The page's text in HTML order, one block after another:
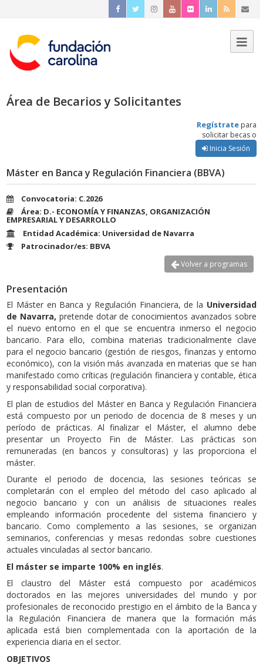
Área de Becarios y Solicitantes
Regístrate para
solicitar becas o
Inicia Sesión
Máster en Banca y Regulación Financiera (BBVA)
Convocatoria: C.2026
Área: D.- ECONOMÍA Y FINANZAS, ORGANIZACIÓN
EMPRESARIAL Y DESARROLLO
Entidad Académica: Universidad de Navarra
Patrocinador/es: BBVA
Volver a programas
Presentación
El Máster en Banca y Regulación Financiera, de la Universidad
de Navarra, pretende dotar de conocimientos avanzados sobre
el nuevo entorno en el que se encuentra inmerso el negocio
bancario. Para ello, combina materias tradicionalmente clave
para el negocio bancario (gestión de riesgos, finanzas y entorno
económico), con la visión más avanzada en materias que se han
manifestado como críticas (regulación financiera y contable, ética
y responsabilidad social corporativa).
El plan de estudios del Máster en Banca y Regulación Financiera
está compuesto por un periodo de docencia de 8 meses y un
período de prácticas. Al finalizar el Máster, el alumno debe
presentar un Proyecto Fin de Máster. Las prácticas son
remuneradas (en bancos y consultoras) y las proporciona el
máster.
Durante el periodo de docencia, las sesiones teóricas se
completarán con el empleo del método del caso aplicado al
negocio bancario y con un análisis de situaciones reales
empleando información procedente del sistema financiero y
bancario. Como complemento a las sesiones, se organizan
seminarios, conferencias y mesas redondas sobre cuestiones
actuales vinculadas al sector bancario.
El máster se imparte 100% en inglés.
El claustro del Máster está compuesto por académicos
doctorados en las mejores universidades del mundo y por
profesionales de reconocido prestigio en el ámbito de la Banca y
la Regulación Financiera de manera que la formación más
aplicada está bien complementada con la aportación de la
experiencia diaria en el sector.
OBJETIVOS